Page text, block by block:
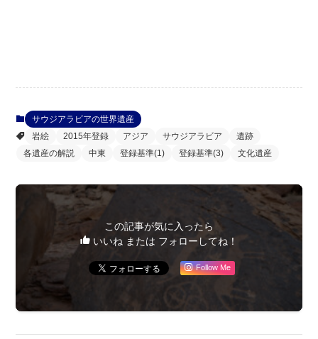
サウジアラビアの世界遺産
岩絵
2015年登録 アジア サウジアラビア
遺跡
各遺産の解説
中東 登録基準(1) 登録基準(3) 文化遺産
この記事が気に入ったら
いいね または フォローしてね！
Follow Me